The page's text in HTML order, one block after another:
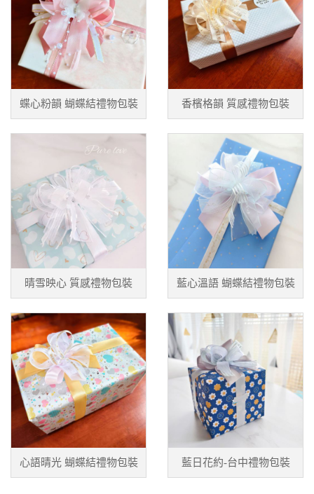
蝶心粉韻 蝴蝶結禮物包裝 香檳格韻 質感禮物包裝
晴雪映心 質感禮物包裝 藍心溫語 蝴蝶結禮物包裝
心語晴光 蝴蝶結禮物包裝 藍日花約-台中禮物包裝